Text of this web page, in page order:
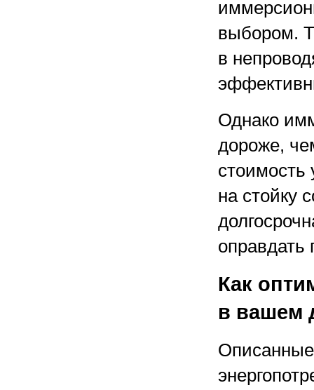
выбором.
в
Однако
дороже,
стоимость
на стойку
оправдать
Как
в вашем